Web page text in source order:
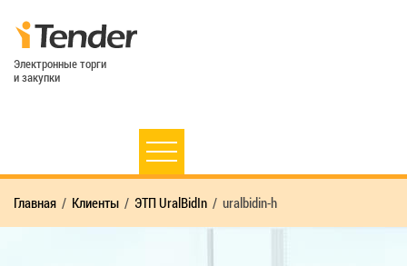
Электронные торги
и закупки
Главная Клиенты ЭТП UralBidIn uralbidin-h